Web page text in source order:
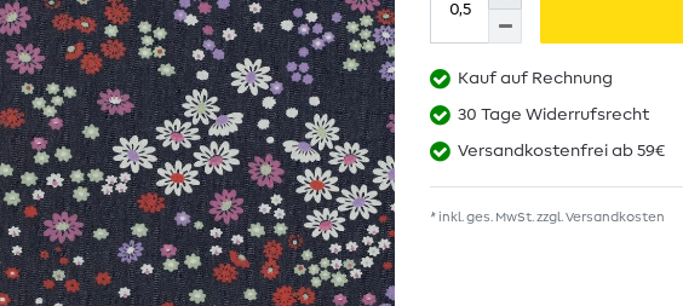
Kauf auf Rechnung
30 Tage Widerrufsrecht
Versandkostenfrei ab 59€
* inkl. ges. MwSt. zzgl. Versandkosten